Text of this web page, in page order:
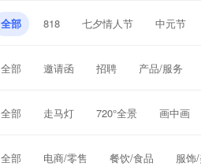
全部 818 七夕情人节 中元节
全部 邀请函 招聘 产品/服务
全部 走马灯 720°全景 画中画
全部 电商/零售 餐饮/食品 服饰